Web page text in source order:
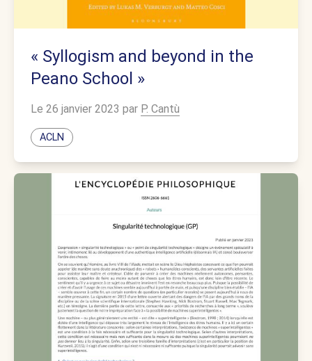
« Syllogism and beyond in the
Peano School »
Le 26 janvier 2023 par P. Cantù
ACLN